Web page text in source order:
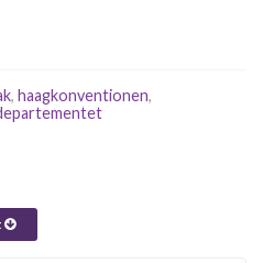
, haagkonventionen,